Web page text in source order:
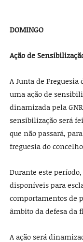
DOMINGO
Ação de
A Junta de Freguesia
uma ação de
dinamizada pela
sensibilização será
que não passará,
freguesia do
Durante este
disponíveis para
comportamentos de
âmbito da defesa da
A ação será